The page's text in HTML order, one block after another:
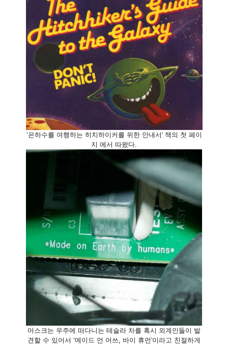
‘은하수를 여행하는 히치하이커를 위한 안내서’ 책의 첫 페이
지 에서 따왔다.
머스크는 우주에 떠다니는 테슬라 차를 혹시 외계인들이 발
견할 수 있어서 ‘메이드 언 어쓰, 바이 휴먼’이라고 친절하게